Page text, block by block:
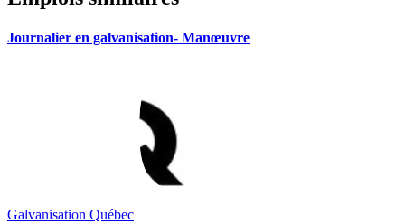
Journalier en galvanisation- Manœuvre
Galvanisation Québec